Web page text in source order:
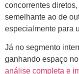
concorrentes
semelhante ao de
especialmente para
Já no segmento
ganhando espaço
análise completa e